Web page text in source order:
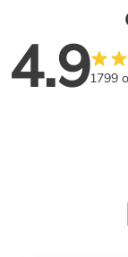
4.91799